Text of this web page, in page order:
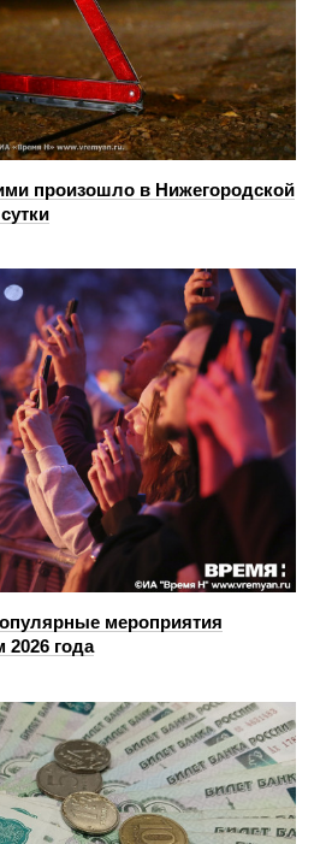
произошло в Нижегородской
мероприятия
2026 года